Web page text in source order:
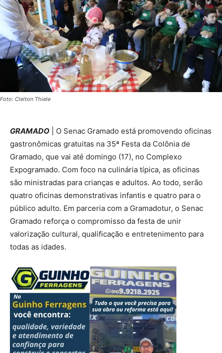
Foto: Cleiton Thiele
GRAMADO | O Senac Gramado está promovendo oficinas
gastronômicas gratuitas na 35ª Festa da Colônia de
Gramado, que vai até domingo (17), no Complexo
Expogramado. Com foco na culinária típica, as oficinas
são ministradas para crianças e adultos. Ao todo, serão
quatro oficinas demonstrativas infantis e quatro para o
público adulto. Em parceria com a Gramadotur, o Senac
Gramado reforça o compromisso da festa de unir
valorização cultural, qualificação e entretenimento para
todas as idades.